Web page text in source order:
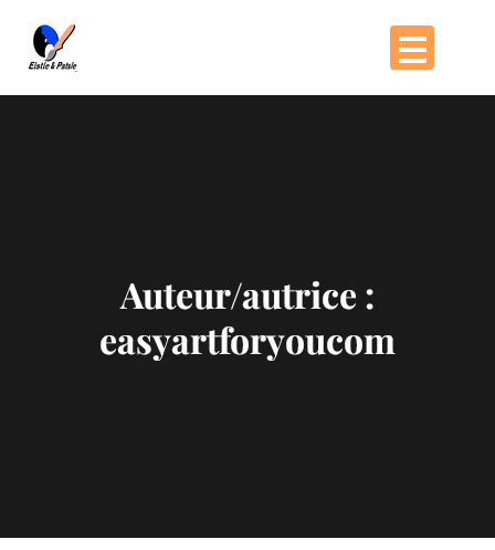
contenu
Auteur/autrice :
easyartforyoucom